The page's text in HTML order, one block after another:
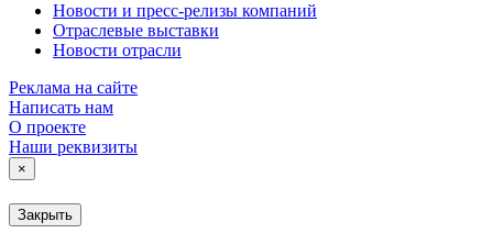
Новости и пресс-релизы компаний
Отраслевые выставки
Новости отрасли
Реклама на сайте
Написать нам
О проекте
Наши реквизиты
×
Закрыть